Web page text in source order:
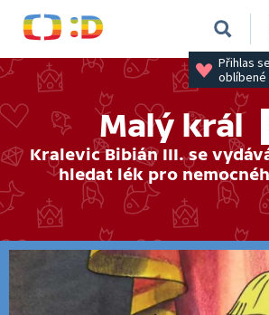
Přihlas
oblíbené
Malý král
Kralevic Bibián III. se
hledat lék pro